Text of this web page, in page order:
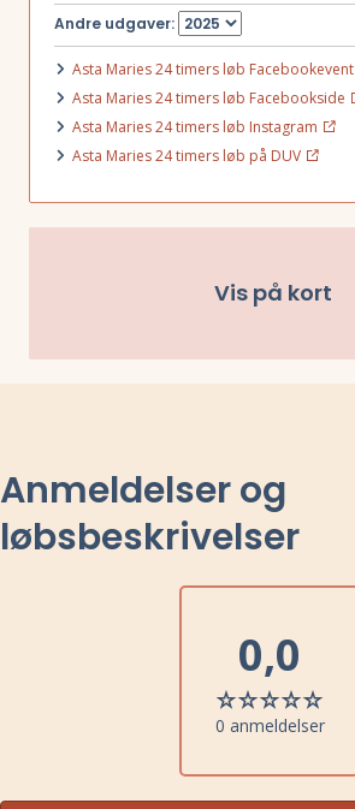
Andre udgaver:
Asta Maries 24 timers løb Facebookevent
Asta Maries 24 timers løb Facebookside
Asta Maries 24 timers løb Instagram
Asta Maries 24 timers løb på DUV
Vis på kort
Anmeldelser og
løbsbeskrivelser
0,0
0 anmeldelser